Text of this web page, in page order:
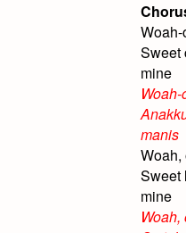
Sweet
mine
manis
Woah,
Sweet
mine